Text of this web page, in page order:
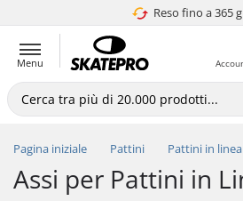
Reso fino a 365
4.8 di 5
Menu
Pagina iniziale Pattini Pattini in linea
Assi per Pattini in